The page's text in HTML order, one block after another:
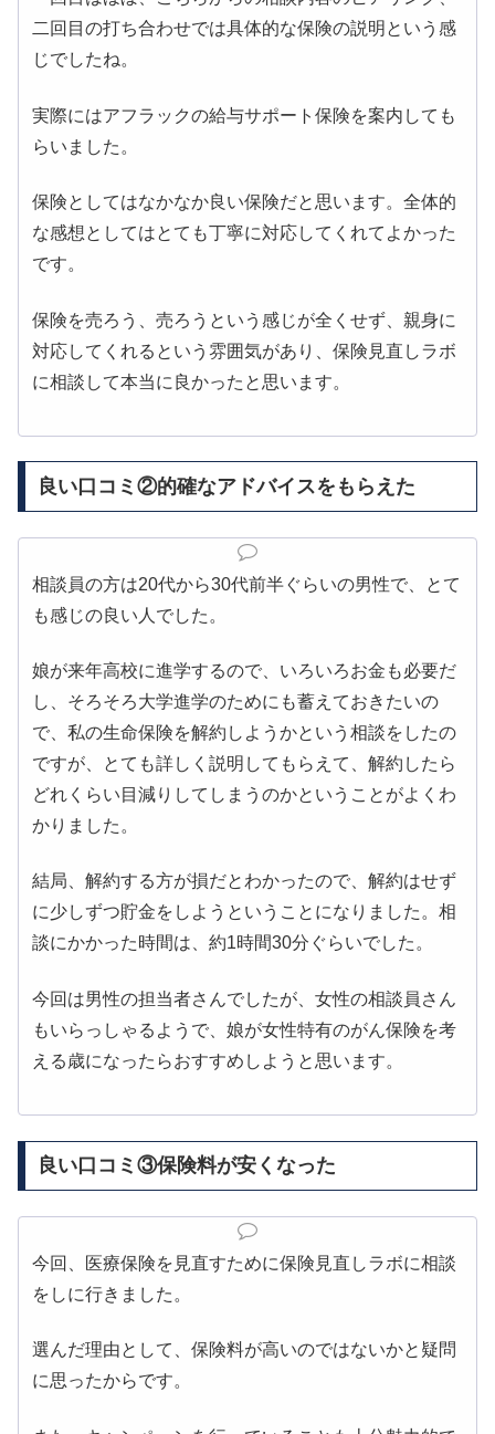
二回目の打ち合わせでは具体的な保険の説明という感
じでしたね。
実際にはアフラックの給与サポート保険を案内しても
らいました。
保険としてはなかなか良い保険だと思います。全体的
な感想としてはとても丁寧に対応してくれてよかった
です。
保険を売ろう、売ろうという感じが全くせず、親身に
対応してくれるという雰囲気があり、保険見直しラボ
に相談して本当に良かったと思います。
良い口コミ②的確なアドバイスをもらえた
相談員の方は20代から30代前半ぐらいの男性で、とて
も感じの良い人でした。
娘が来年高校に進学するので、いろいろお金も必要だ
し、そろそろ大学進学のためにも蓄えておきたいの
で、私の生命保険を解約しようかという相談をしたの
ですが、とても詳しく説明してもらえて、解約したら
どれくらい目減りしてしまうのかということがよくわ
かりました。
結局、解約する方が損だとわかったので、解約はせず
に少しずつ貯金をしようということになりました。相
談にかかった時間は、約1時間30分ぐらいでした。
今回は男性の担当者さんでしたが、女性の相談員さん
もいらっしゃるようで、娘が女性特有のがん保険を考
える歳になったらおすすめしようと思います。
良い口コミ③保険料が安くなった
今回、医療保険を見直すために保険見直しラボに相談
をしに行きました。
選んだ理由として、保険料が高いのではないかと疑問
に思ったからです。